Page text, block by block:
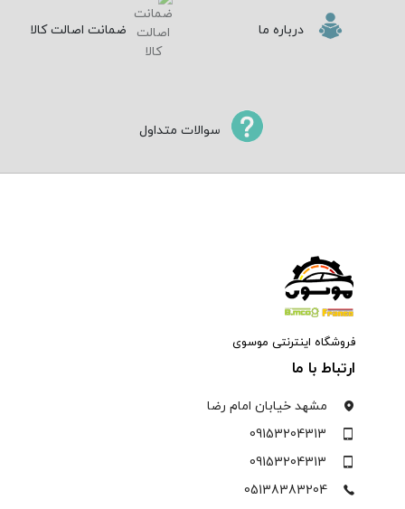
درباره ما ضمانت اصالت کالا
سوالات متداول
فروشگاه اینترنتی موسوی
ارتباط با ما
مشهد خیابان امام رضا
09153204313
09153204313
05138383204